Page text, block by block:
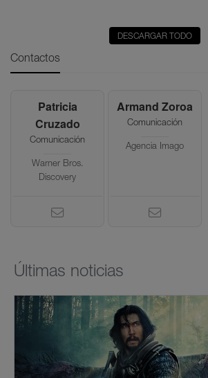
DESCARGAR TODO
Contactos
Patricia
Cruzado
Comunicación
Warner Bros.
Discovery
Armand Zoroa
Comunicación
Agencia Imago
Últimas noticias